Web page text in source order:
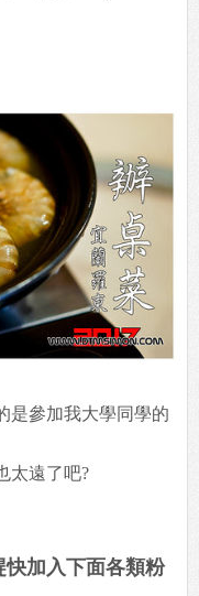
是參加我大學同學的
太遠了吧?
加入下面各類粉